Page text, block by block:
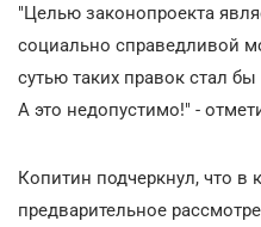
"Целью законопроекта
социально справедливой
сутью таких правок стал
А это недопустимо!" -
Копитин подчеркнул, что в
предварительное